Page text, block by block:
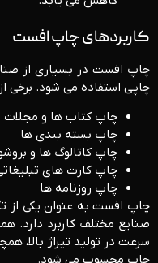
کاربردهای چاپ افست
چاپ افست در بسیاری از
چاپی استفاده می ‌شود. برخی
چاپ کتاب ‌ها و مجلات
چاپ بسته ‌بندی ‌ها
چاپ کاتالوگ ‌ها و
چاپ کارت‌ های
چاپ روزنامه‌ ها
چاپ افست به‌ عنوان یکی از
صنایع مختلف کاربرد دارد.
سرعت در تولید تیراژ بالا،